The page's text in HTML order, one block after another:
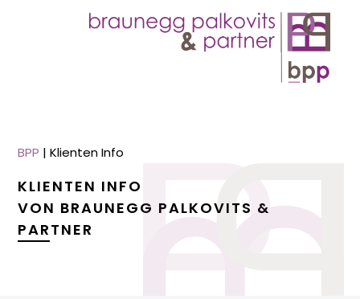
BPP |Klienten Info
KLIENTEN INFO
VON BRAUNEGG PALKOVITS &
PARTNER